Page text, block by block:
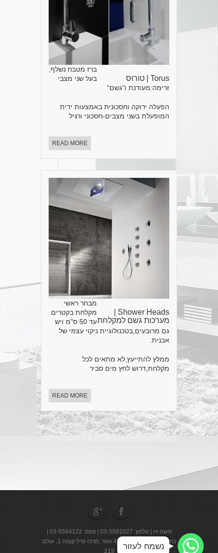
Torus | טורוס
ברז מטבח נשלף,
בעל שני מצבי
זרימה:מעודנת ו"גשם"
הפעלה ירוקה וחסכונית באמצעות ידית
המופעלת בשני מצבים-חסכוני ורגיל
READ MORE
מערכות גשם למקלחת
מבחר ראשי
מקלחת בקטרים
עד 50 ס"מ ויש
גם מרובעים,בטכנולוגיית ניקוי עצמי של
אבנית.
ממלץ להתייעץ,לא מתאים לכל
מקלחת,דרוש לחץ מים סביר
READ MORE
כתובת: העלייה השנייה 43 אזור, מרכז פרל קומה 1, אולם
219
WhatsApp
WhatsApp
WhatsApp
נשמח לעזור